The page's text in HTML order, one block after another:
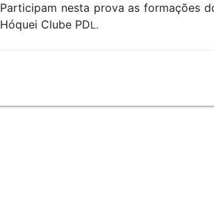
Participam nesta prova as formações
Hóquei Clube PDL.